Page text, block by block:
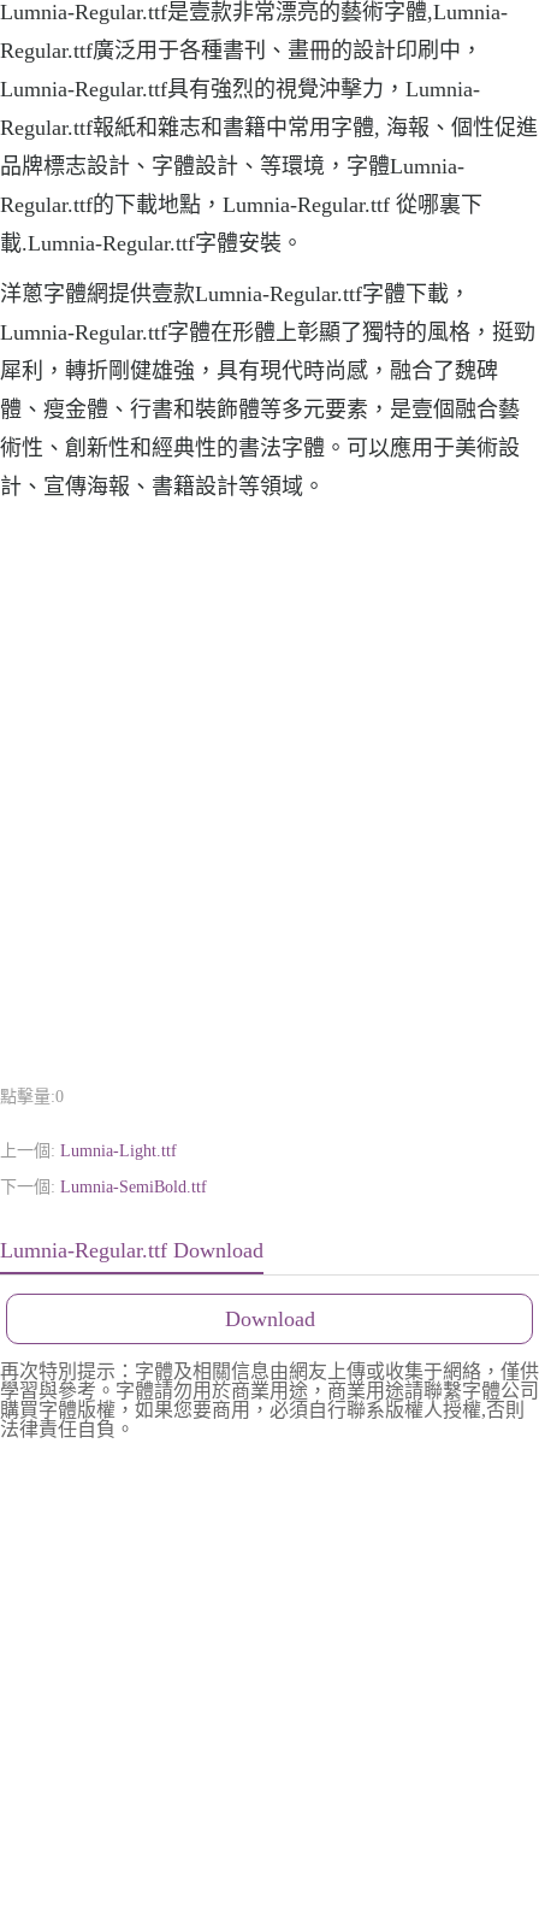
Lumnia-Regular.ttf是壹款非常漂亮的藝術字體,Lumnia-
Regular.ttf廣泛用于各種書刊、畫冊的設計印刷中，
Lumnia-Regular.ttf具有強烈的視覺沖擊力，Lumnia-
Regular.ttf報紙和雜志和書籍中常用字體, 海報、個性促進
品牌標志設計、字體設計、等環境，字體Lumnia-
Regular.ttf的下載地點，Lumnia-Regular.ttf 從哪裏下
載.Lumnia-Regular.ttf字體安裝。
洋蔥字體網提供壹款Lumnia-Regular.ttf字體下載，
Lumnia-Regular.ttf字體在形體上彰顯了獨特的風格，挺勁
犀利，轉折剛健雄強，具有現代時尚感，融合了魏碑
體、瘦金體、行書和裝飾體等多元要素，是壹個融合藝
術性、創新性和經典性的書法字體。可以應用于美術設
計、宣傳海報、書籍設計等領域。
點擊量:0
上一個: Lumnia-Light.ttf
下一個: Lumnia-SemiBold.ttf
Lumnia-Regular.ttf Download
Download
再次特別提示：字體及相關信息由網友上傳或收集于網絡，僅供
學習與參考。字體請勿用於商業用途，商業用途請聯繫字體公司
購買字體版權，如果您要商用，必須自行聯系版權人授權,否則
法律責任自負。